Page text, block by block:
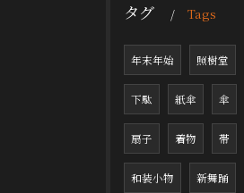
タグ Tags
年末年始 照樹堂
下駄 紙傘 傘
扇子 着物 帯
和装小物 新舞踊